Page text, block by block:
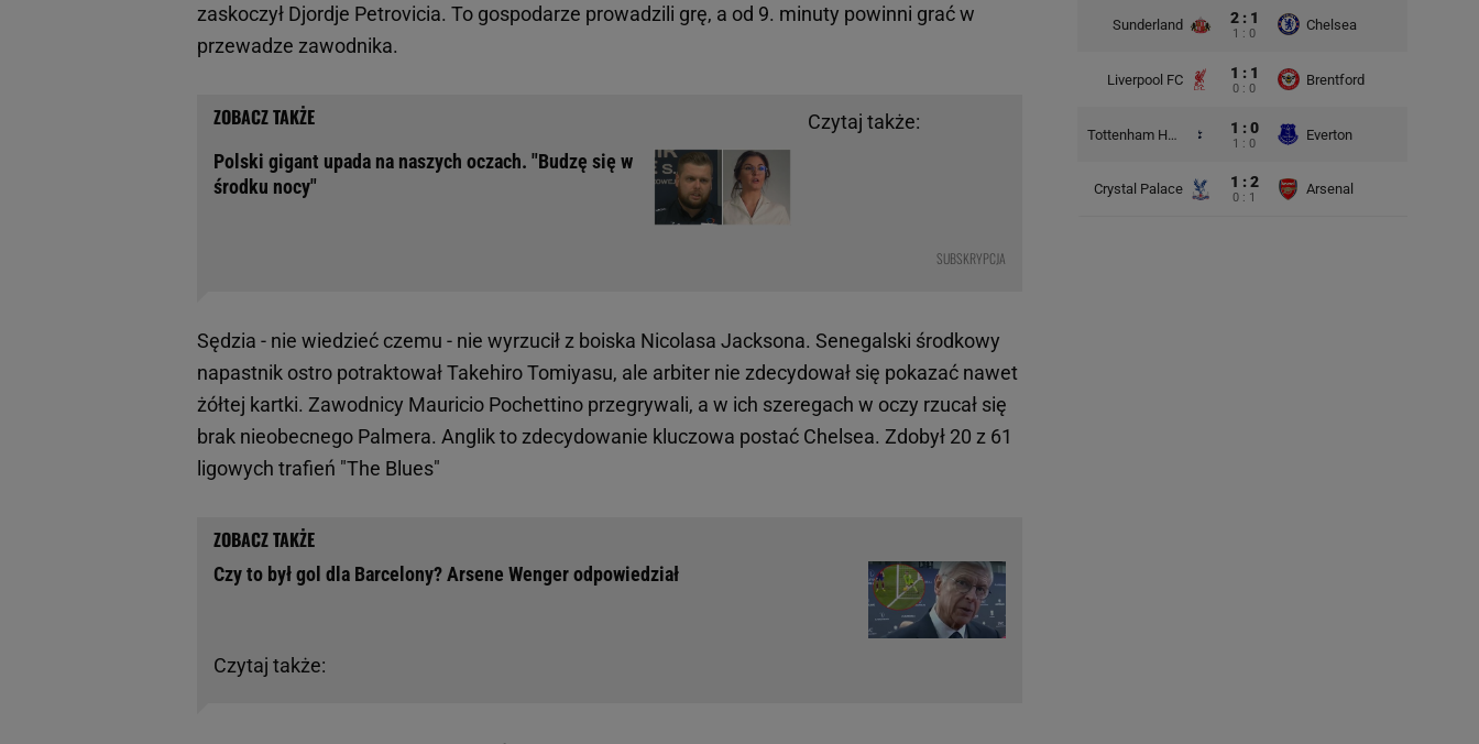
zaskoczył Djordje Petrovicia. To gospodarze prowadzili grę, a od 9. minuty powinni grać w
przewadze zawodnika.
Czytaj także:
SUBSKRYPCJA
Polski gigant upada na naszych oczach. "Budzę się w
środku nocy"
Sędzia - nie wiedzieć czemu - nie wyrzucił z boiska Nicolasa Jacksona. Senegalski środkowy
napastnik ostro potraktował Takehiro Tomiyasu, ale arbiter nie zdecydował się pokazać nawet
żółtej kartki. Zawodnicy Mauricio Pochettino przegrywali, a w ich szeregach w oczy rzucał się
brak nieobecnego Palmera. Anglik to zdecydowanie kluczowa postać Chelsea. Zdobył 20 z 61
ligowych trafień "The Blues"
Czytaj także:
Czy to był gol dla Barcelony? Arsene Wenger odpowiedział
Sunderland 2 : 1
1 : 0
Chelsea
Liverpool FC 1 : 1
0 : 0
Brentford
Tottenham Hotspur 1 : 0
1 : 0
Everton
Crystal Palace 1 : 2
0 : 1
Arsenal